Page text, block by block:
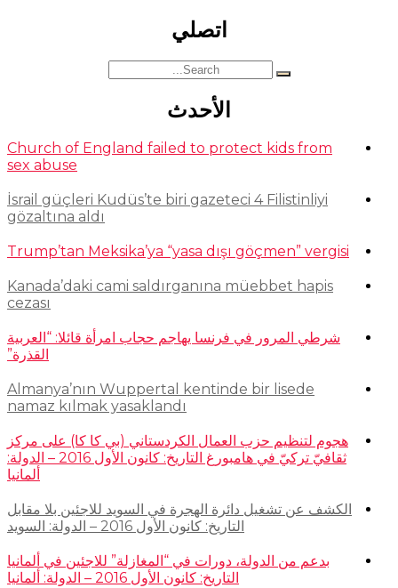
اتصلي
Search
for:
الأحدث
Church of England failed to protect kids from
sex abuse
İsrail güçleri Kudüs’te biri gazeteci 4 Filistinliyi
gözaltına aldı
Trump’tan Meksika’ya “yasa dışı göçmen” vergisi
Kanada’daki cami saldırganına müebbet hapis
cezası
شرطي المرور في فرنسا يهاجم حجاب امرأة قائلا: “العربية
القذرة”
Almanya’nın Wuppertal kentinde bir lisede
namaz kılmak yasaklandı
هجوم لتنظيم حزب العمال الكردستاني (بي كا كا) على مركز
ثقافيّ تركيّ في هامبورغ التاريخ: كانون الأول 2016 – الدولة:
ألمانيا
الكشف عن تشغيل دائرة الهجرة في السويد للاجئين بلا مقابل
التاريخ: كانون الأول 2016 – الدولة: السويد
بدعم من الدولة، دورات في “المغازلة” للاجئين في ألمانيا
التاريخ: كانون الأول 2016 – الدولة: ألمانيا